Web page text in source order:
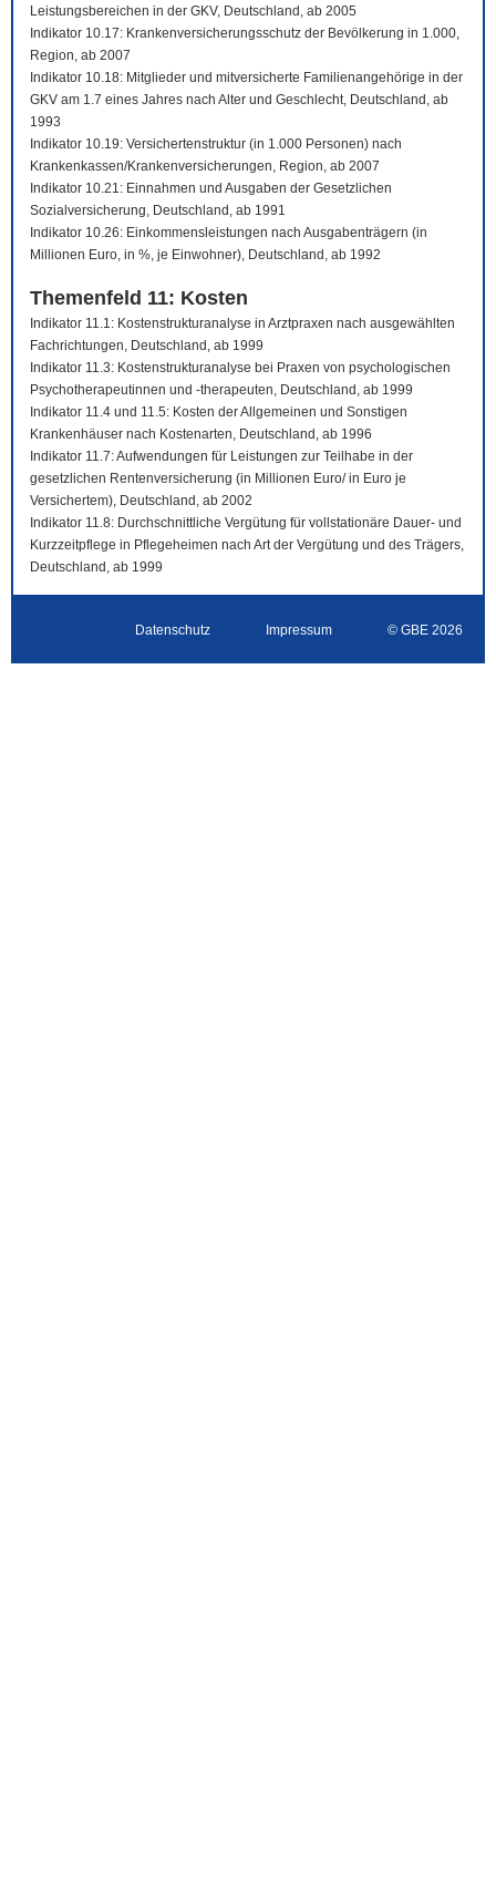
Leistungsbereichen in der GKV, Deutschland, ab 2005
Indikator 10.17: Krankenversicherungsschutz der Bevölkerung in 1.000,
Region, ab 2007
Indikator 10.18: Mitglieder und mitversicherte Familienangehörige in der
GKV am 1.7 eines Jahres nach Alter und Geschlecht, Deutschland, ab
1993
Indikator 10.19: Versichertenstruktur (in 1.000 Personen) nach
Krankenkassen/Krankenversicherungen, Region, ab 2007
Indikator 10.21: Einnahmen und Ausgaben der Gesetzlichen
Sozialversicherung, Deutschland, ab 1991
Indikator 10.26: Einkommensleistungen nach Ausgabenträgern (in
Millionen Euro, in %, je Einwohner), Deutschland, ab 1992
Themenfeld 11: Kosten
Indikator 11.1: Kostenstrukturanalyse in Arztpraxen nach ausgewählten
Fachrichtungen, Deutschland, ab 1999
Indikator 11.3: Kostenstrukturanalyse bei Praxen von psychologischen
Psychotherapeutinnen und -therapeuten, Deutschland, ab 1999
Indikator 11.4 und 11.5: Kosten der Allgemeinen und Sonstigen
Krankenhäuser nach Kostenarten, Deutschland, ab 1996
Indikator 11.7: Aufwendungen für Leistungen zur Teilhabe in der
gesetzlichen Rentenversicherung (in Millionen Euro/ in Euro je
Versichertem), Deutschland, ab 2002
Indikator 11.8: Durchschnittliche Vergütung für vollstationäre Dauer- und
Kurzzeitpflege in Pflegeheimen nach Art der Vergütung und des Trägers,
Deutschland, ab 1999
Datenschutz Impressum © GBE 2026